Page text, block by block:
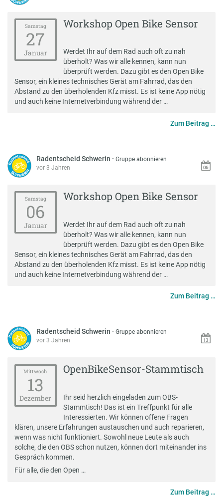
Samstag
27
Januar
Workshop Open Bike Sensor
Werdet Ihr auf dem Rad auch oft zu nah
überholt? Was wir alle kennen, kann nun
überprüft werden. Dazu gibt es den Open Bike
Sensor, ein kleines technisches Gerät am Fahrrad, das den
Abstand zu den überholenden Kfz misst. Es ist keine App nötig
und auch keine Internetverbindung während der …
Zum Beitrag …
Radentscheid Schwerin ·Gruppe abonnieren
vor 3 Jahren
Samstag
06
Januar
Workshop Open Bike Sensor
Werdet Ihr auf dem Rad auch oft zu nah
überholt? Was wir alle kennen, kann nun
überprüft werden. Dazu gibt es den Open Bike
Sensor, ein kleines technisches Gerät am Fahrrad, das den
Abstand zu den überholenden Kfz misst. Es ist keine App nötig
und auch keine Internetverbindung während der …
Zum Beitrag …
Radentscheid Schwerin ·Gruppe abonnieren
vor 3 Jahren
Mittwoch
13
Dezember
OpenBikeSensor-Stammtisch
Ihr seid herzlich eingeladen zum OBS-
Stammtisch! Das ist ein Treffpunkt für alle
Interessierten. Wir können offene Fragen
klären, unsere Erfahrungen austauschen und auch reparieren,
wenn was nicht funktioniert. Sowohl neue Leute als auch
solche, die den OBS schon nutzen, können dort miteinander ins
Gespräch kommen.
Für alle, die den Open …
Zum Beitrag …